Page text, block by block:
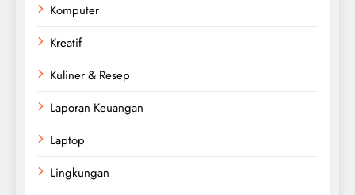
Komputer
Kreatif
Kuliner & Resep
Laporan Keuangan
Laptop
Lingkungan